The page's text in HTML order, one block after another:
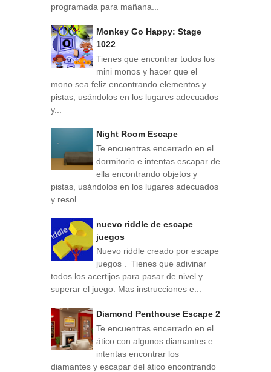
programada para mañana...
Monkey Go Happy: Stage
1022
Tienes que encontrar todos los
mini monos y hacer que el
mono sea feliz encontrando elementos y
pistas, usándolos en los lugares adecuados
y...
Night Room Escape
Te encuentras encerrado en el
dormitorio e intentas escapar de
ella encontrando objetos y
pistas, usándolos en los lugares adecuados
y resol...
nuevo riddle de escape
juegos
Nuevo riddle creado por escape
juegos . Tienes que adivinar
todos los acertijos para pasar de nivel y
superar el juego. Mas instrucciones e...
Diamond Penthouse Escape 2
Te encuentras encerrado en el
ático con algunos diamantes e
intentas encontrar los
diamantes y escapar del ático encontrando